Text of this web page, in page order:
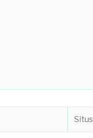
web